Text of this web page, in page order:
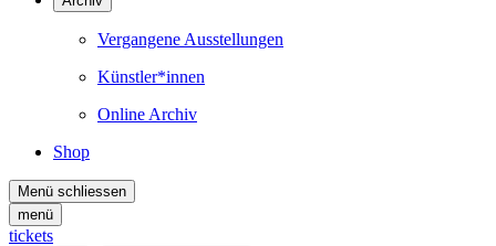
Vergangene Ausstellungen
Künstler*innen
Online Archiv
Shop
Menü schliessen
menü
tickets